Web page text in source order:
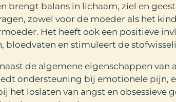
brengt balans in lichaam, ziel en
zowel voor de moeder als het
Het heeft ook een positieve
bloedvaten en stimuleert de
de algemene eigenschappen
ondersteuning bij emotionele pijn,
het loslaten van angst en obsessieve